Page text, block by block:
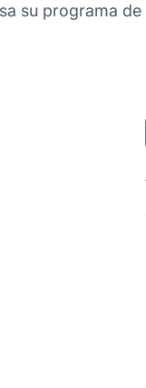
su programa